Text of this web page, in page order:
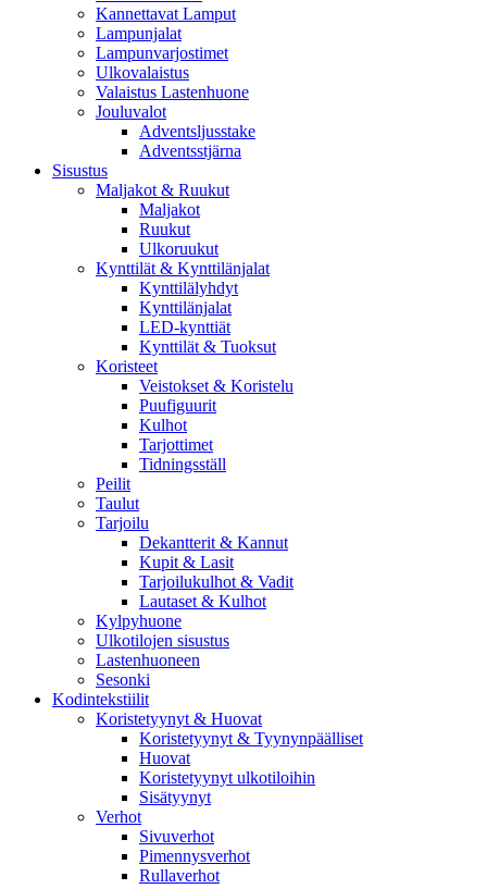
Kannettavat Lamput
Lampunjalat
Lampunvarjostimet
Ulkovalaistus
Valaistus Lastenhuone
Jouluvalot
Adventsljusstake
Adventsstjärna
Sisustus
Maljakot & Ruukut
Maljakot
Ruukut
Ulkoruukut
Kynttilät & Kynttilänjalat
Kynttilälyhdyt
Kynttilänjalat
LED-kynttiät
Kynttilät & Tuoksut
Koristeet
Veistokset & Koristelu
Puufiguurit
Kulhot
Tarjottimet
Tidningsställ
Peilit
Taulut
Tarjoilu
Dekantterit & Kannut
Kupit & Lasit
Tarjoilukulhot & Vadit
Lautaset & Kulhot
Kylpyhuone
Ulkotilojen sisustus
Lastenhuoneen
Sesonki
Kodintekstiilit
Koristetyynyt & Huovat
Koristetyynyt & Tyynynpäälliset
Huovat
Koristetyynyt ulkotiloihin
Sisätyynyt
Verhot
Sivuverhot
Pimennysverhot
Rullaverhot